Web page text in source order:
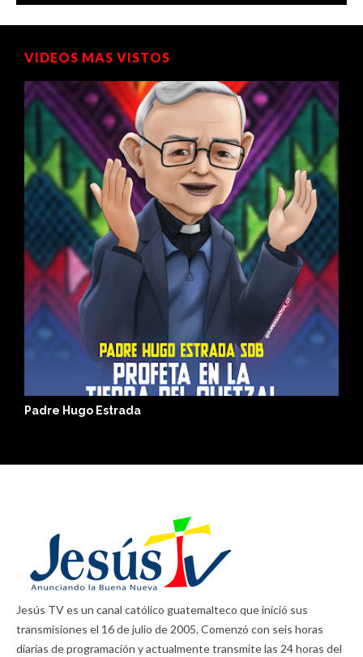
VIDEOS MAS VISTOS
Toma tu Luz
Jesús TV es un canal católico guatemalteco que inició sus
transmisiones el 16 de julio de 2005. Comenzó con seis horas
diarias de programación y actualmente transmite las 24 horas del